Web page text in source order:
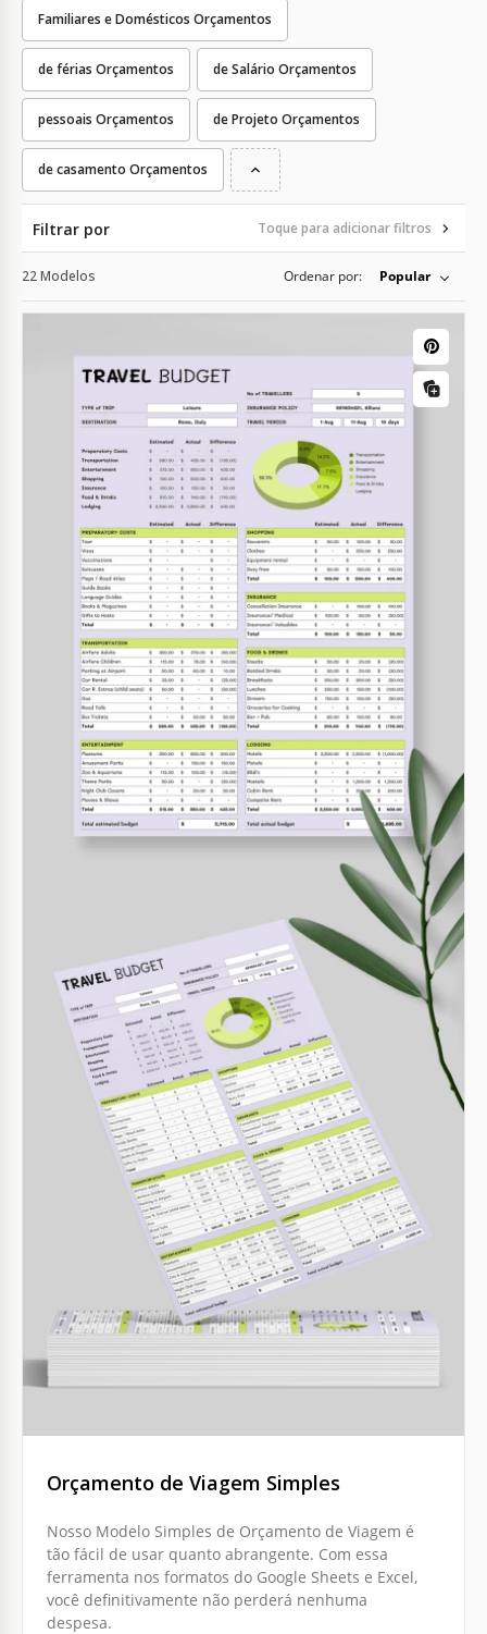
Familiares e Domésticos Orçamentos
de férias Orçamentos de Salário Orçamentos
pessoais Orçamentos de Projeto Orçamentos
de casamento Orçamentos
Filtrar por Toque para adicionar filtros
22 Modelos Ordenar por: Popular
Orçamento de Viagem Simples
Nosso Modelo Simples de Orçamento de Viagem é
tão fácil de usar quanto abrangente. Com essa
ferramenta nos formatos do Google Sheets e Excel,
você definitivamente não perderá nenhuma
despesa.